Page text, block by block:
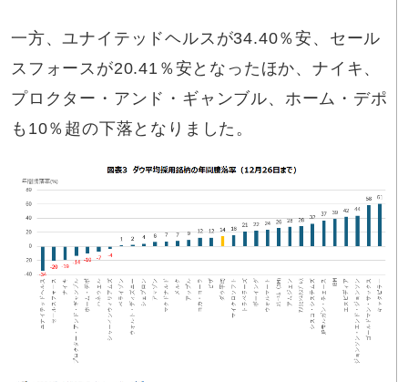
一方、ユナイテッドヘルスが34.40％安、セール
スフォースが20.41％安となったほか、ナイキ、
プロクター・アンド・ギャンブル、ホーム・デポ
も10％超の下落となりました。